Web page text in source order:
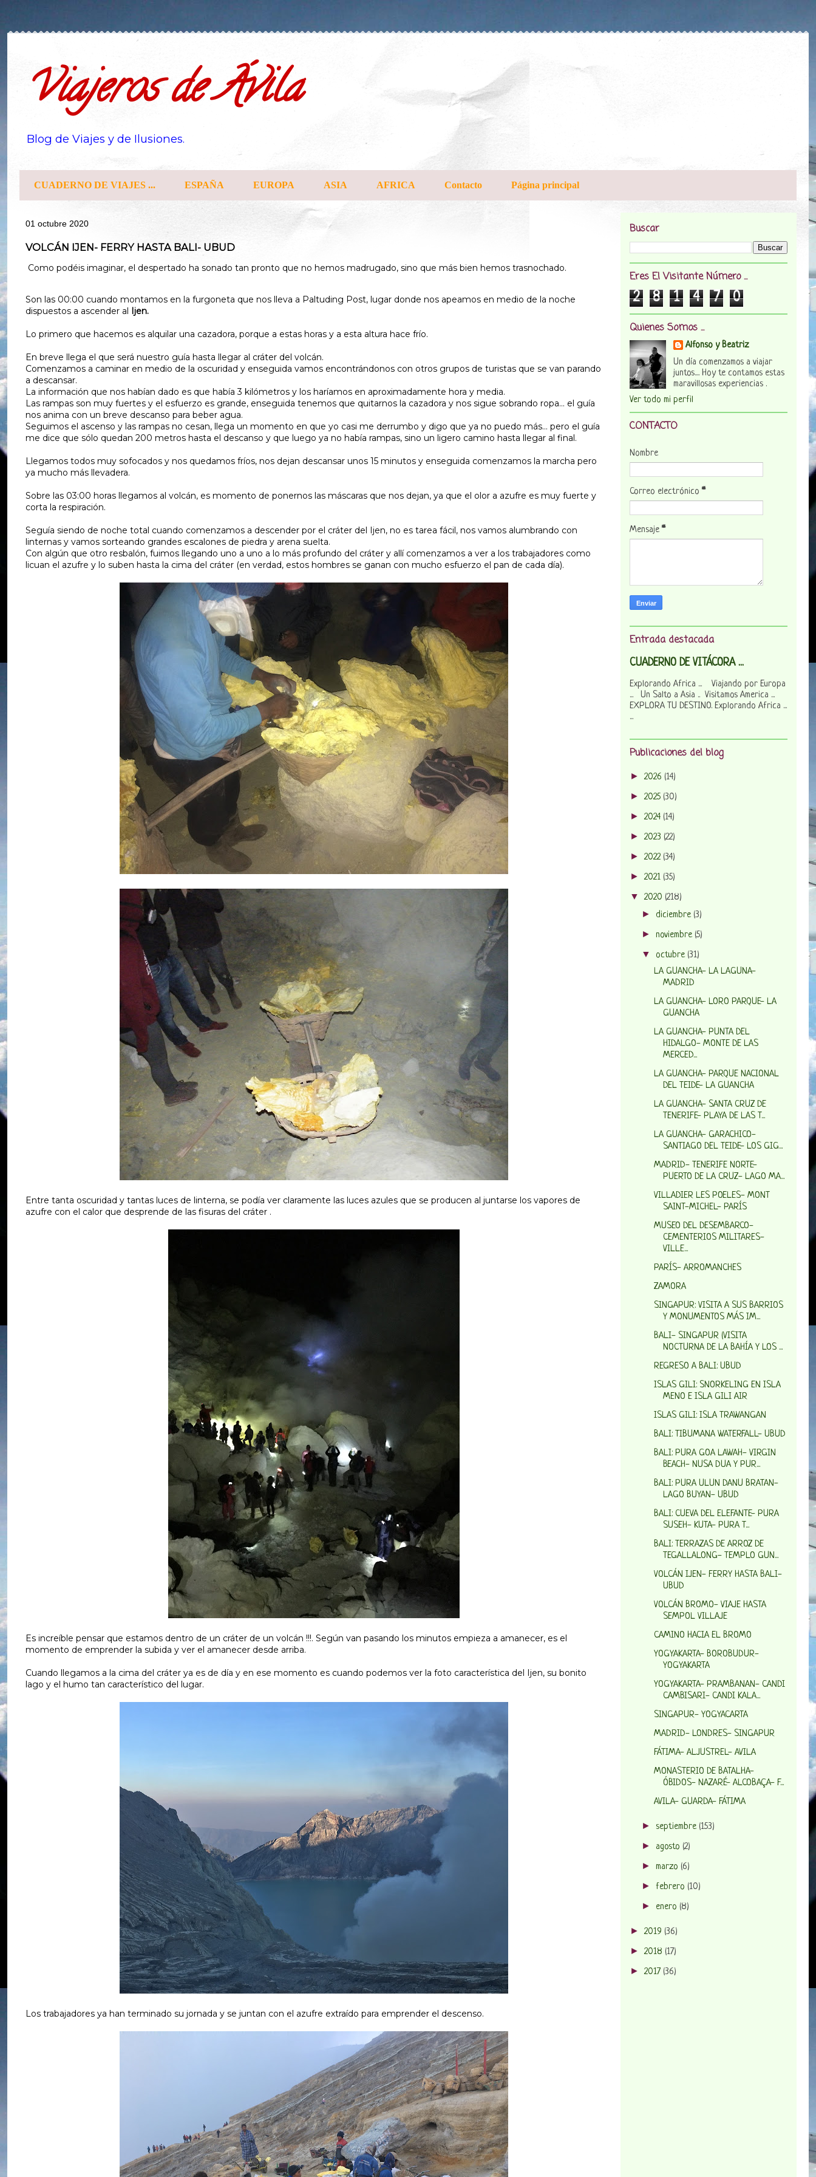
Viajeros de Ávila
Blog de Viajes y de Ilusiones.
CUADERNO DE VIAJES ... ESPAÑA EUROPA ASIA AFRICA Contacto Página principal
01 octubre 2020
VOLCÁN IJEN- FERRY HASTA BALI- UBUD
Como podéis imaginar, el despertado ha sonado tan pronto que no hemos madrugado, sino que más bien hemos trasnochado.
Son las 00:00 cuando montamos en la furgoneta que nos lleva a Paltuding Post, lugar donde nos apeamos en medio de la noche
dispuestos a ascender al Ijen.
Lo primero que hacemos es alquilar una cazadora, porque a estas horas y a esta altura hace frío.
En breve llega el que será nuestro guía hasta llegar al cráter del volcán.
Comenzamos a caminar en medio de la oscuridad y enseguida vamos encontrándonos con otros grupos de turistas que se van parando
a descansar.
La información que nos habían dado es que había 3 kilómetros y los haríamos en aproximadamente hora y media.
Las rampas son muy fuertes y el esfuerzo es grande, enseguida tenemos que quitarnos la cazadora y nos sigue sobrando ropa... el guía
nos anima con un breve descanso para beber agua.
Seguimos el ascenso y las rampas no cesan, llega un momento en que yo casi me derrumbo y digo que ya no puedo más... pero el guía
me dice que sólo quedan 200 metros hasta el descanso y que luego ya no había rampas, sino un ligero camino hasta llegar al final.
Llegamos todos muy sofocados y nos quedamos fríos, nos dejan descansar unos 15 minutos y enseguida comenzamos la marcha pero
ya mucho más llevadera.
Sobre las 03:00 horas llegamos al volcán, es momento de ponernos las máscaras que nos dejan, ya que el olor a azufre es muy fuerte y
corta la respiración.
Seguía siendo de noche total cuando comenzamos a descender por el cráter del Ijen, no es tarea fácil, nos vamos alumbrando con
linternas y vamos sorteando grandes escalones de piedra y arena suelta.
Con algún que otro resbalón, fuimos llegando uno a uno a lo más profundo del cráter y allí comenzamos a ver a los trabajadores como
licuan el azufre y lo suben hasta la cima del cráter (en verdad, estos hombres se ganan con mucho esfuerzo el pan de cada día).
Entre tanta oscuridad y tantas luces de linterna, se podía ver claramente las luces azules que se producen al juntarse los vapores de
azufre con el calor que desprende de las fisuras del cráter .
Es increíble pensar que estamos dentro de un cráter de un volcán !!!. Según van pasando los minutos empieza a amanecer, es el
momento de emprender la subida y ver el amanecer desde arriba.
Cuando llegamos a la cima del cráter ya es de día y en ese momento es cuando podemos ver la foto característica del Ijen, su bonito
lago y el humo tan característico del lugar.
Los trabajadores ya han terminado su jornada y se juntan con el azufre extraído para emprender el descenso.
Buscar
Eres El Visitante Número ...
2 8 1 4 7 0
Quienes Somos ...
Alfonso y Beatriz
Un día comenzamos a viajar
juntos.... Hoy te contamos estas
maravillosas experiencias .
Ver todo mi perfil
CONTACTO
Nombre
Correo electrónico*
Mensaje*
Entrada destacada
CUADERNO DE VITÁCORA ...
Explorando Africa ... Viajando por Europa
... Un Salto a Asia .. Visitamos America ...
EXPLORA TU DESTINO. Explorando Africa ...
...
Publicaciones del blog
► 2026 (14)
► 2025 (30)
► 2024 (14)
► 2023 (22)
► 2022 (34)
► 2021 (35)
▼ 2020 (218)
► diciembre (3)
►noviembre (5)
▼ octubre (31)
LA GUANCHA- LA LAGUNA-
MADRID
LA GUANCHA- LORO PARQUE- LA
GUANCHA
LA GUANCHA- PUNTA DEL
HIDALGO- MONTE DE LAS
MERCED...
LA GUANCHA- PARQUE NACIONAL
DEL TEIDE- LA GUANCHA
LA GUANCHA- SANTA CRUZ DE
TENERIFE- PLAYA DE LAS T...
LA GUANCHA- GARACHICO-
SANTIAGO DEL TEIDE- LOS GIG...
MADRID- TENERIFE NORTE-
PUERTO DE LA CRUZ- LAGO MA...
VILLADIER LES POELES- MONT
SAINT-MICHEL- PARÍS
MUSEO DEL DESEMBARCO-
CEMENTERIOS MILITARES-
VILLE...
PARÍS- ARROMANCHES
ZAMORA
SINGAPUR: VISITA A SUS BARRIOS
Y MONUMENTOS MÁS IM...
BALI- SINGAPUR (VISITA
NOCTURNA DE LA BAHÍA Y LOS ...
REGRESO A BALI: UBUD
ISLAS GILI: SNORKELING EN ISLA
MENO E ISLA GILI AIR
ISLAS GILI: ISLA TRAWANGAN
BALI: TIBUMANA WATERFALL- UBUD
BALI: PURA GOA LAWAH- VIRGIN
BEACH- NUSA DUA Y PUR...
BALI: PURA ULUN DANU BRATAN-
LAGO BUYAN- UBUD
BALI: CUEVA DEL ELEFANTE- PURA
SUSEH- KUTA- PURA T...
BALI: TERRAZAS DE ARROZ DE
TEGALLALONG- TEMPLO GUN...
VOLCÁN IJEN- FERRY HASTA BALI-
UBUD
VOLCÁN BROMO- VIAJE HASTA
SEMPOL VILLAJE
CAMINO HACIA EL BROMO
YOGYAKARTA- BOROBUDUR-
YOGYAKARTA
YOGYAKARTA- PRAMBANAN- CANDI
CAMBISARI- CANDI KALA...
SINGAPUR- YOGYACARTA
MADRID- LONDRES- SINGAPUR
FÁTIMA- ALJUSTREL- AVILA
MONASTERIO DE BATALHA-
ÓBIDOS- NAZARÉ- ALCOBAÇA- F...
AVILA- GUARDA- FÁTIMA
►septiembre (153)
► agosto (2)
►marzo (6)
►febrero (10)
► enero (8)
► 2019 (36)
► 2018 (17)
► 2017 (36)